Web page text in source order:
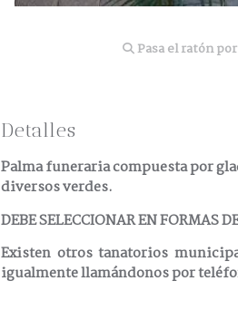
Pasa el ratón
Detalles
Palma funeraria compuesta por
diversos verdes.
DEBE SELECCIONAR EN FORMAS
Existen otros tanatorios
igualmente llamándonos por